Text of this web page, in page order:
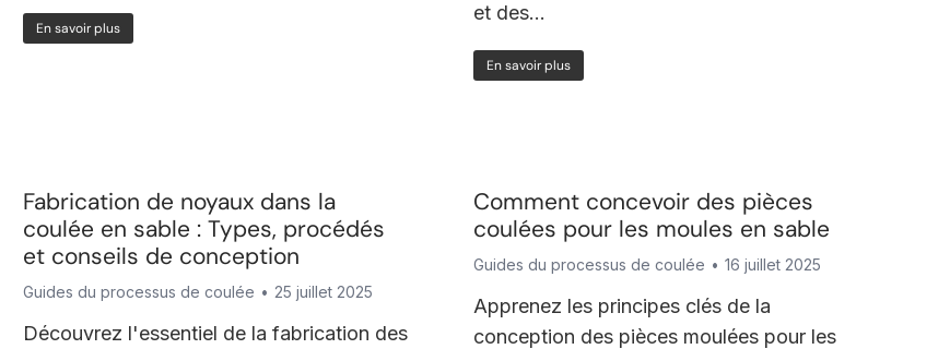
En savoir plus
et des...
En savoir plus
Fabrication de noyaux dans la
coulée en sable : Types, procédés
et conseils de conception
Guides du processus de coulée 25 juillet 2025
Découvrez l'essentiel de la fabrication des
Comment concevoir des pièces
coulées pour les moules en sable
Guides du processus de coulée 16 juillet 2025
Apprenez les principes clés de la
conception des pièces moulées pour les